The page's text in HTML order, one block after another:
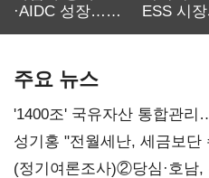
·AIDC 성장…
ESS 시장
주요 뉴스
'1400조' 국유자산 통합관
구조혁신
성기홍 "전월세난, 세금보
시사
(정기여론조사)②당심·호남,